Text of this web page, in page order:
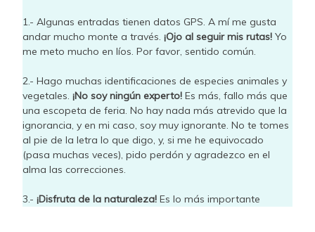
1.- Algunas entradas tienen datos GPS. A mí me gusta
andar mucho monte a través. ¡Ojo al seguir mis rutas! Yo
me meto mucho en líos. Por favor, sentido común.
2.- Hago muchas identificaciones de especies animales y
vegetales. ¡No soy ningún experto! Es más, fallo más que
una escopeta de feria. No hay nada más atrevido que la
ignorancia, y en mi caso, soy muy ignorante. No te tomes
al pie de la letra lo que digo, y, si me he equivocado
(pasa muchas veces), pido perdón y agradezco en el
alma las correcciones.
3.- ¡Disfruta de la naturaleza! Es lo más importante